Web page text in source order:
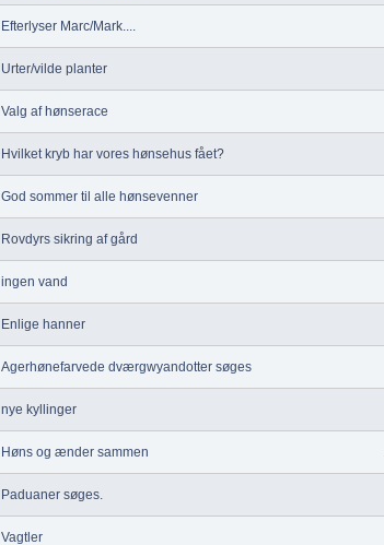
Efterlyser Marc/Mark....
Urter/vilde planter
Valg af hønserace
Hvilket kryb har vores hønsehus fået?
God sommer til alle hønsevenner
Rovdyrs sikring af gård
ingen vand
Enlige hanner
Agerhønefarvede dværgwyandotter søges
nye kyllinger
Høns og ænder sammen
Paduaner søges.
Vagtler